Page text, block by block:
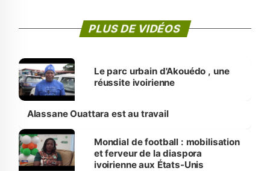
PLUS DE VIDÉOS
Le parc urbain d'Akouédo , une
réussite ivoirienne
Alassane Ouattara est au travail
Mondial de football : mobilisation
et ferveur de la diaspora
ivoirienne aux États-Unis